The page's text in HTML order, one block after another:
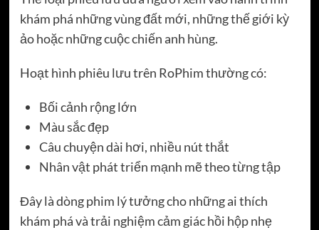
khám phá những vùng đất mới, những thế giới kỳ
ảo hoặc những cuộc chiến anh hùng.
Hoạt hình phiêu lưu trên RoPhim thường có:
Bối cảnh rộng lớn
Màu sắc đẹp
Câu chuyện dài hơi, nhiều nút thắt
Nhân vật phát triển mạnh mẽ theo từng tập
Đây là dòng phim lý tưởng cho những ai thích
khám phá và trải nghiệm cảm giác hồi hộp nhẹ